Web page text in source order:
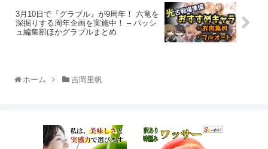
3月10日で『グラブル』が9周年！ 六竜を
深掘りする周年企画を実施中！ – パッシ
ュ編集部ほかグラブルまとめ
ホーム 吉岡里帆